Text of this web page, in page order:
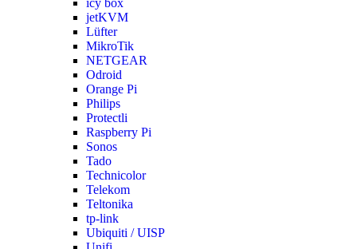
icy box
jetKVM
Lüfter
MikroTik
NETGEAR
Odroid
Orange Pi
Philips
Protectli
Raspberry Pi
Sonos
Tado
Technicolor
Telekom
Teltonika
tp-link
Ubiquiti / UISP